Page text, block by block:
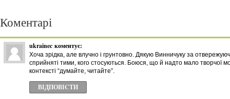
Коментарі
ukrainec коментує:
Хоча зрідка, але влучно і грунтовно. Дякую Винничуку за
сприйняті тими, кого стосуються. Боюся, що й надто мало творчої
контексті “думайте, читайте”.
ВІДПОВІCТИ